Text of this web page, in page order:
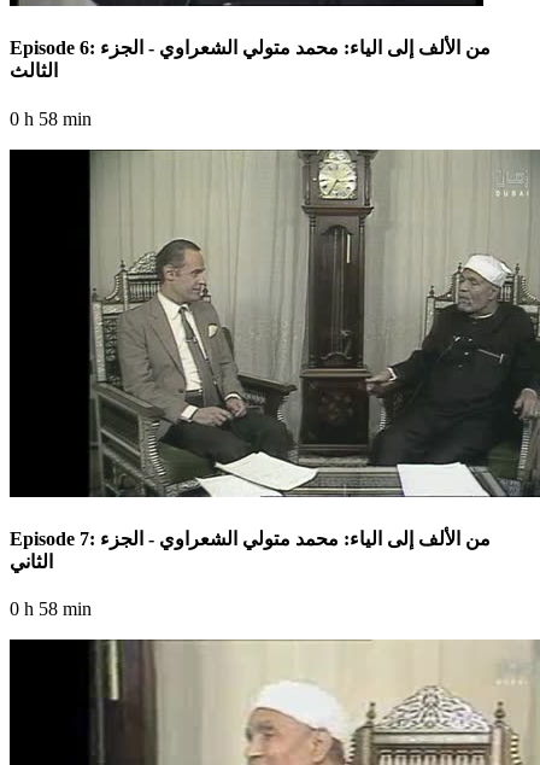
Episode 6: من الألف إلى الياء: محمد متولي الشعراوي - الجزء
الثالث
0 h 58 min
Episode 7: من الألف إلى الياء: محمد متولي الشعراوي - الجزء
الثاني
0 h 58 min